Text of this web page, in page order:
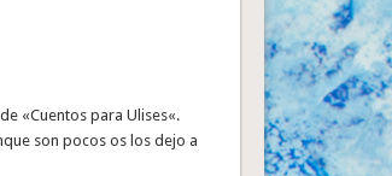
«Cuentos para Ulises«.
son pocos os los dejo a